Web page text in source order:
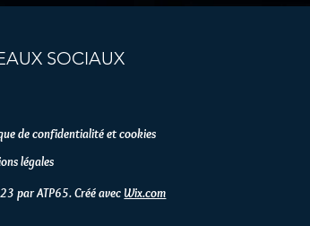
SOCIAUX
de confidentialité et cookies
légales
par ATP65. Créé avec Wix.com